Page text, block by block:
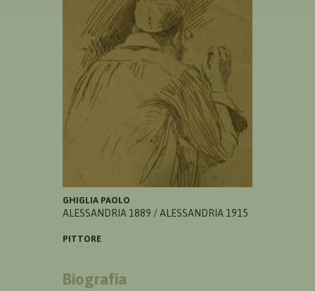
GHIGLIA PAOLO
ALESSANDRIA 1889 / ALESSANDRIA 1915
PITTORE
Biografia